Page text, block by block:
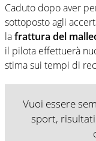
Caduto dopo aver
sottoposto agli
lafrattura del
il pilota effettuerà
stima sui tempi di
Vuoi essere
sport,